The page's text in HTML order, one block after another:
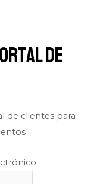
de
de clientes para